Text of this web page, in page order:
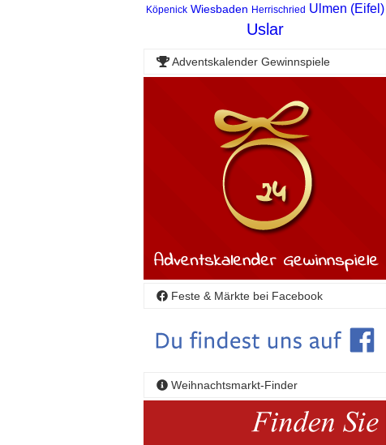
Köpenick Wiesbaden Herrischried Ulmen (Eifel)
Uslar
Adventskalender Gewinnspiele
Feste & Märkte bei Facebook
Weihnachtsmarkt-Finder